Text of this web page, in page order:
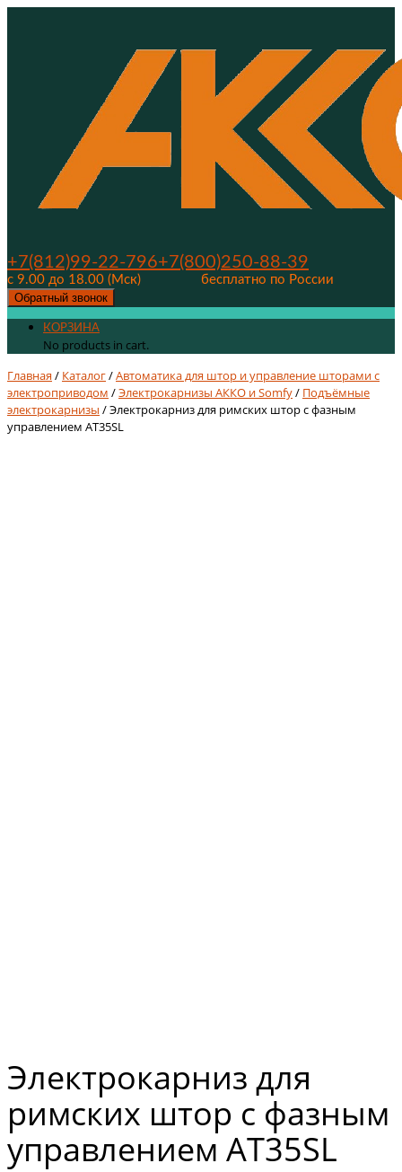
+7(812)99-22-796+7(800)250-88-39
с 9.00 до 18.00 (Мск)
бесплатно по России
Обратный звонок
КОРЗИНА
No products in cart.
Главная/ Каталог/Автоматика для штор и управление шторами с
электроприводом /Электрокарнизы АККО и Somfy/ Подъёмные
электрокарнизы / Электрокарниз для римских штор с фазным
управлением AT35SL
Электрокарниз для
римских штор с фазным
управлением AT35SL